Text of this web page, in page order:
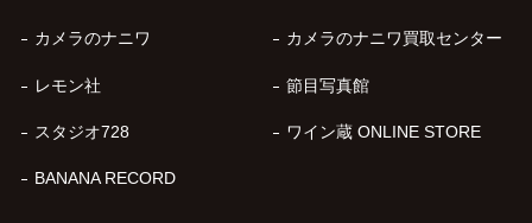
カメラのナニワ カメラのナニワ買取センター
レモン社 節目写真館
スタジオ728 ワイン蔵 ONLINE STORE
BANANA RECORD